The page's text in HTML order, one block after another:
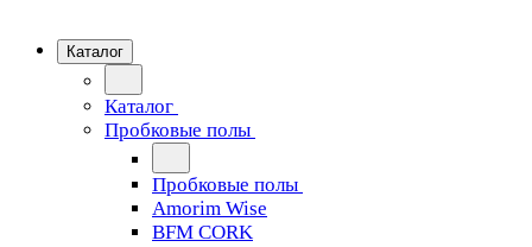
Каталог
Каталог
Пробковые полы
Пробковые полы
Amorim Wise
BFM CORK